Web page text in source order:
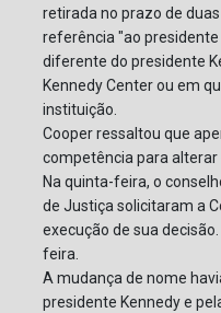
retirada no prazo de
referência "ao
diferente do presidente
Kennedy Center ou em
instituição.
Cooper ressaltou que
competência para alterar
Na quinta-feira, o
de Justiça solicitaram a
execução de sua
feira.
A mudança de nome
presidente Kennedy e